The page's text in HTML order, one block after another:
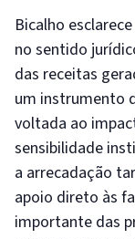
Bicalho
no sentido
das receitas
um instrumento
voltada ao
sensibilidade
a arrecadação
apoio direto às
importante das